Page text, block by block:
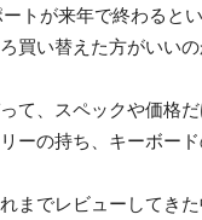
トが来年で終わると
買い替えた方がいい
て、スペックや価格
ーの持ち、キーボー
までレビューしてき